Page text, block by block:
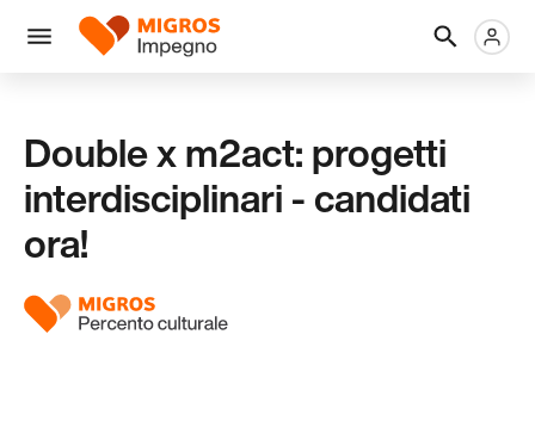
navigazione
Intestazione
Menu
Logo
Double x m2act: progetti
interdisciplinari - candidati
ora!